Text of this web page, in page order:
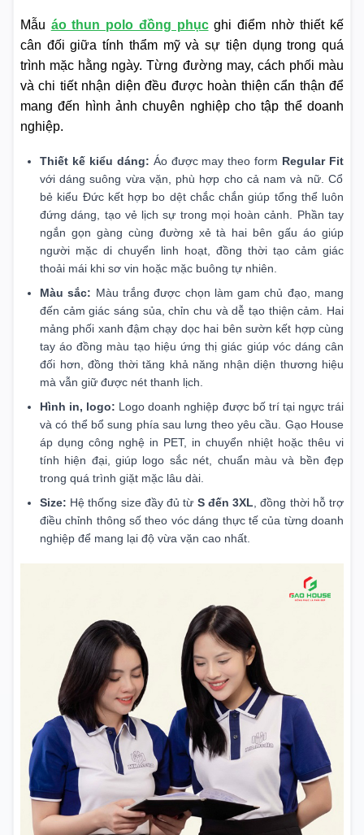
Mẫu áo thun polo đồng phụcghi điểm nhờ thiết kế
cân đối giữa tính thẩm mỹ và sự tiện dụng trong quá
trình mặc hằng ngày. Từng đường may, cách phối màu
và chi tiết nhận diện đều được hoàn thiện cẩn thận để
mang đến hình ảnh chuyên nghiệp cho tập thể doanh
nghiệp.
Thiết kế kiểu dáng: Áo được may theo form Regular Fit
với dáng suông vừa vặn, phù hợp cho cả nam và nữ. Cổ
bẻ kiểu Đức kết hợp bo dệt chắc chắn giúp tổng thể luôn
đứng dáng, tạo vẻ lịch sự trong mọi hoàn cảnh. Phần tay
ngắn gọn gàng cùng đường xẻ tà hai bên gấu áo giúp
người mặc di chuyển linh hoạt, đồng thời tạo cảm giác
thoải mái khi sơ vin hoặc mặc buông tự nhiên.
Màu sắc: Màu trắng được chọn làm gam chủ đạo, mang
đến cảm giác sáng sủa, chỉn chu và dễ tạo thiện cảm. Hai
mảng phối xanh đậm chạy dọc hai bên sườn kết hợp cùng
tay áo đồng màu tạo hiệu ứng thị giác giúp vóc dáng cân
đối hơn, đồng thời tăng khả năng nhận diện thương hiệu
mà vẫn giữ được nét thanh lịch.
Hình in, logo: Logo doanh nghiệp được bố trí tại ngực trái
và có thể bổ sung phía sau lưng theo yêu cầu. Gạo House
áp dụng công nghệ in PET, in chuyển nhiệt hoặc thêu vi
tính hiện đại, giúp logo sắc nét, chuẩn màu và bền đẹp
trong quá trình giặt mặc lâu dài.
Size: Hệ thống size đầy đủ từ S đến 3XL , đồng thời hỗ trợ
điều chỉnh thông số theo vóc dáng thực tế của từng doanh
nghiệp để mang lại độ vừa vặn cao nhất.